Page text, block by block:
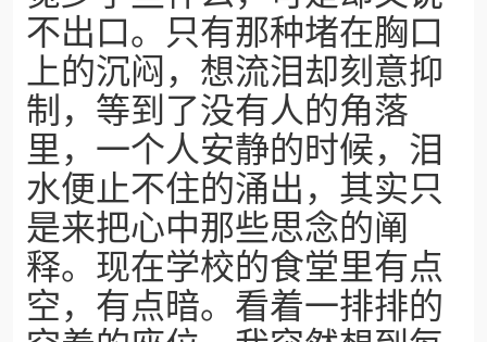
不出口。只有那种堵在胸口
上的沉闷，想流泪却刻意抑
制，等到了没有人的角落
里，一个人安静的时候，泪
水便止不住的涌出，其实只
是来把心中那些思念的阐
释。现在学校的食堂里有点
空，有点暗。看着一排排的